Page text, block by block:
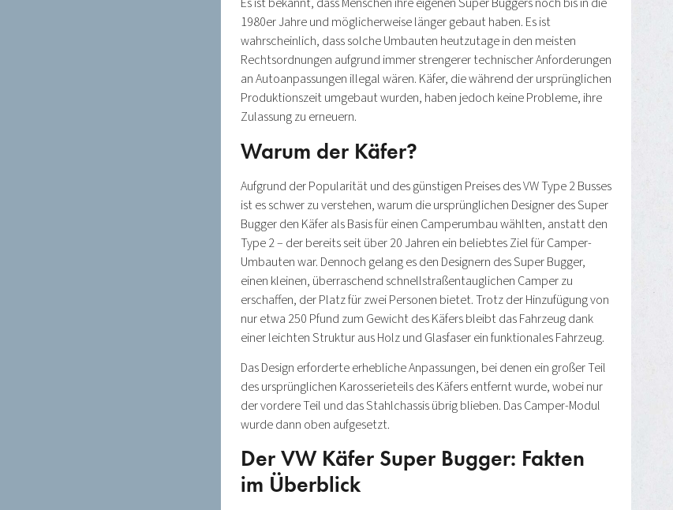
1980er Jahre und möglicherweise länger gebaut haben. Es ist
wahrscheinlich, dass solche Umbauten heutzutage in den meisten
Rechtsordnungen aufgrund immer strengerer technischer Anforderungen
an Autoanpassungen illegal wären. Käfer, die während der ursprünglichen
Produktionszeit umgebaut wurden, haben jedoch keine Probleme, ihre
Zulassung zu erneuern.
Warum der Käfer?
Aufgrund der Popularität und des günstigen Preises des VW Type 2 Busses
ist es schwer zu verstehen, warum die ursprünglichen Designer des Super
Bugger den Käfer als Basis für einen Camperumbau wählten, anstatt den
Type 2 – der bereits seit über 20 Jahren ein beliebtes Ziel für Camper-
Umbauten war. Dennoch gelang es den Designern des Super Bugger,
einen kleinen, überraschend schnellstraßentauglichen Camper zu
erschaffen, der Platz für zwei Personen bietet. Trotz der Hinzufügung von
nur etwa 250 Pfund zum Gewicht des Käfers bleibt das Fahrzeug dank
einer leichten Struktur aus Holz und Glasfaser ein funktionales Fahrzeug.
Das Design erforderte erhebliche Anpassungen, bei denen ein großer Teil
des ursprünglichen Karosserieteils des Käfers entfernt wurde, wobei nur
der vordere Teil und das Stahlchassis übrig blieben. Das Camper-Modul
wurde dann oben aufgesetzt.
Der VW Käfer Super Bugger: Fakten
im Überblick